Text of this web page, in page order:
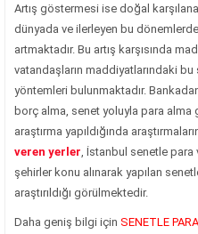
Artış göstermesi ise doğal
dünyada ve ilerleyen bu
artmaktadır. Bu artış karşısında
vatandaşların maddiyatlarındaki bu
yöntemleri bulunmaktadır.
borç alma, senet yoluyla para alma
araştırma yapıldığında
veren yerler , İstanbul senetle
şehirler konu alınarak yapılan
araştırıldığı görülmektedir.
Daha geniş bilgi için SENETLE